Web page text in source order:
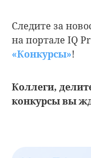
Следите за
на портале IQ
«Конкурсы»!
Коллеги,
конкурсы вы